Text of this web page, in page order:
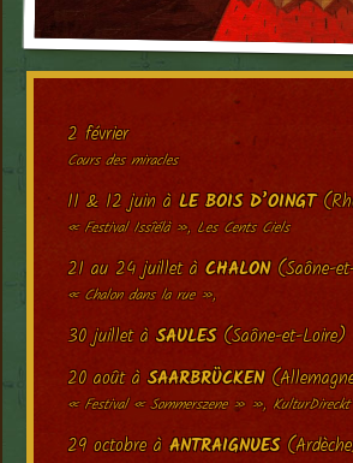
2 février
Cours des miracles
11 & 12 juin àLE BOIS D’OINGT
« Festival Issîélà », Les Cents Ciels
21 au 24 juillet àCHALON(Saône-
« Chalon dans la rue »,
30 juillet àSAULES(Saône-et-Loire)
20 août àSAARBRÜCKEN
« Festival « Sommerszene » », KulturDireckt
29 octobre àANTRAIGNUES